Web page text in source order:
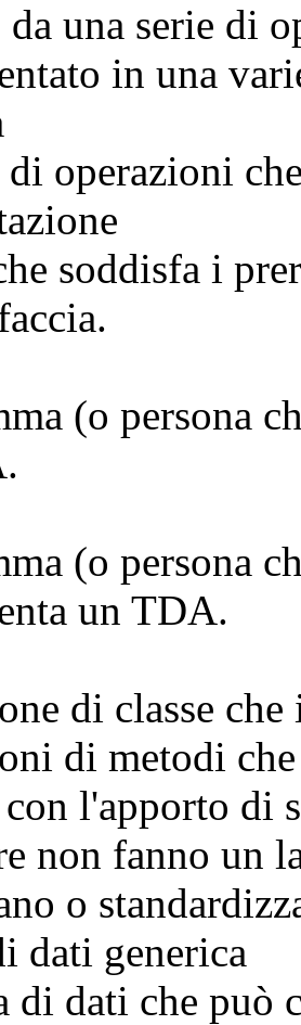
una serie di
in una
di operazioni
soddisfa i
(o persona
(o persona
un TDA.
di classe
di metodi
l'apporto di
non fanno un
o
dati generica
di dati che può